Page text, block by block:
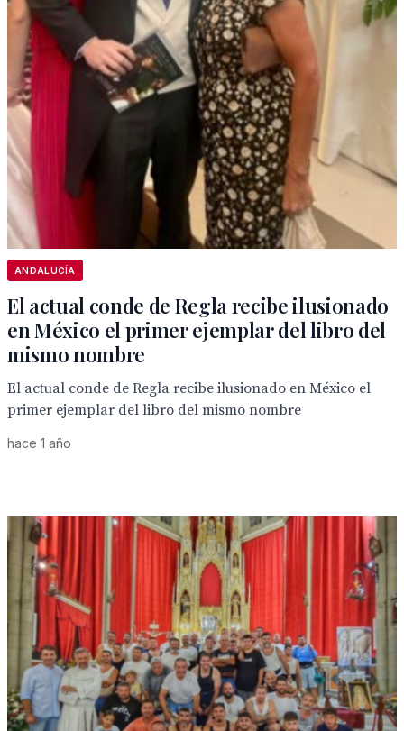
ANDALUCÍA
El actual conde de Regla recibe ilusionado
en México el primer ejemplar del libro del
mismo nombre
El actual conde de Regla recibe ilusionado en México el
primer ejemplar del libro del mismo nombre
hace 1 año